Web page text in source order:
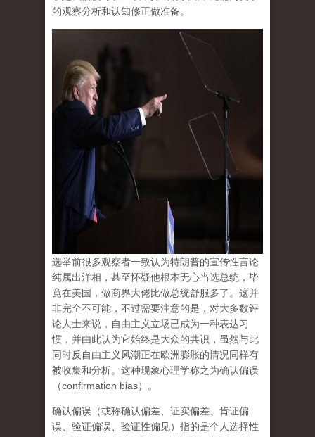
的观察分析和认知修正做准备。
选举前很多观察者一致认为特朗普的宣传性言论
纯属出洋相，甚至怀疑他根本无心当选总统，毕
竟在美国，做商界大佬比做总统舒服多了。这并
非完全不可能，不过需要注意的是，对大多数评
论人士来说，自由主义立场已成为一种表达习
惯，并由此认为它始终是大众的共识，虽然与此
同时反自由主义风潮正在欧洲膨胀的情况同样有
被收集和分析。这种现象心理学称之为确认偏误
（confirmation bias）。
确认偏误（或称确认偏差、证实偏差、肯证偏
误、验证偏误、验证性偏见）指的是个人选择性